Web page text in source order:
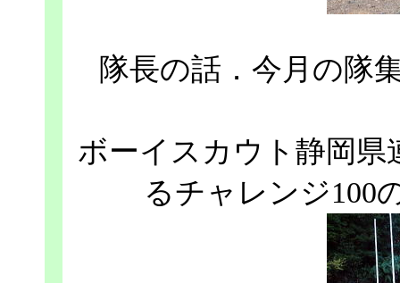
隊長の話．今月の隊
ボーイスカウト静岡県
るチャレンジ100